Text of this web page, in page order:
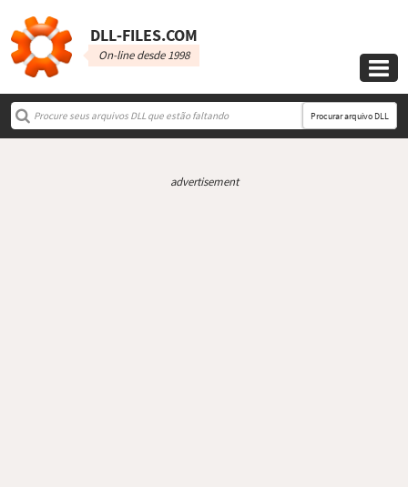
DLL‑FILES.COM
On-line desde 1998

Procurar arquivo DLL
advertisement